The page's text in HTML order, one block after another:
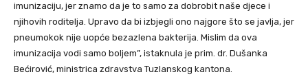
imunizaciju, jer znamo da je to samo za dobrobit naše djece i
njihovih roditelja. Upravo da bi izbjegli ono najgore što se javlja, jer
pneumokok nije uopće bezazlena bakterija. Mislim da ova
imunizacija vodi samo boljem”, istaknula je prim. dr. Dušanka
Bećirović, ministrica zdravstva Tuzlanskog kantona.